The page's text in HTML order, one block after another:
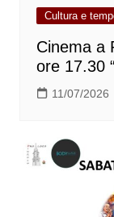
Cultura e
Cinema a
ore 17.30
11/07/2026